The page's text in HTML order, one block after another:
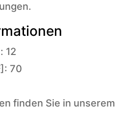
12
70
finden Sie in unserem